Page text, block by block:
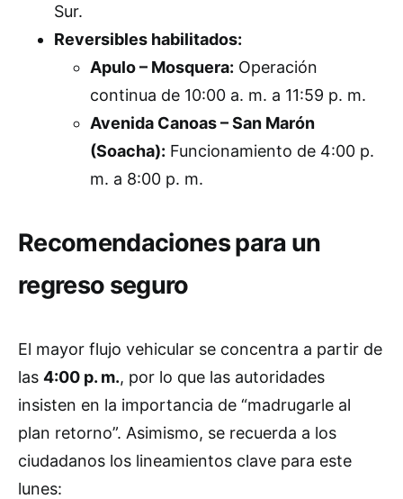
Sur.
Reversibles habilitados:
Apulo – Mosquera: Operación
continua de 10:00 a. m. a 11:59 p. m.
Avenida Canoas – San Marón
(Soacha): Funcionamiento de 4:00 p.
m. a 8:00 p. m.
Recomendaciones para un
regreso seguro
El mayor flujo vehicular se concentra a partir de
las 4:00 p. m., por lo que las autoridades
insisten en la importancia de “madrugarle al
plan retorno”. Asimismo, se recuerda a los
ciudadanos los lineamientos clave para este
lunes: